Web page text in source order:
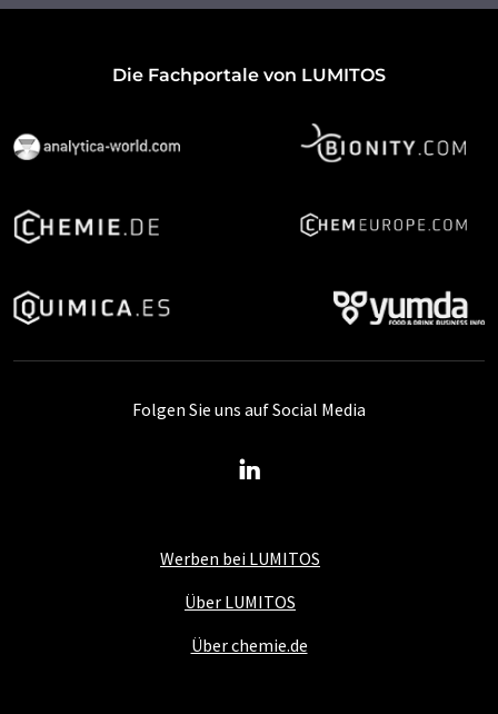
Die Fachportale von LUMITOS
Werben bei LUMITOS
Über LUMITOS
Über chemie.de
Folgen Sie uns auf Social Media